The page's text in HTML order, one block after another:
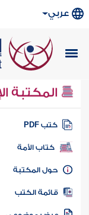
عربي
المكتبة
كتب PDF
كتاب الأمة
المكتبة